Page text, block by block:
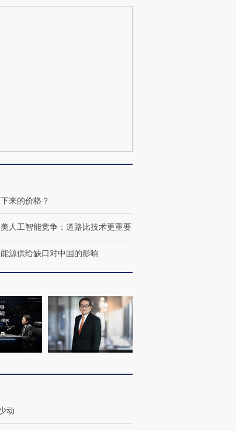
来的价格？
人工智能竞争：道路比技术更重要
源供给缺口对中国的影响
动